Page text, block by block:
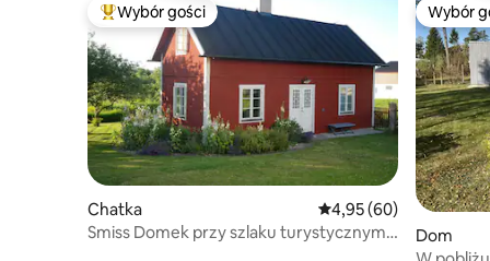
Najpopularniejsze z kategorii Wybór gości
Wybór gości
Chatka Średnia ocena: 4,95
4,95 (60)
Smiss Domek przy szlaku turystycznym i
Wybór
Wybór
Dom